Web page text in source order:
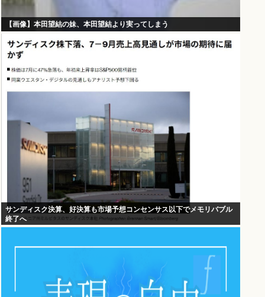
【画像】本田望結の妹、本田望結より実ってしまう
サンディスク決算、好決算も市場予想コンセンサス以下でメモリバブル
終了へ